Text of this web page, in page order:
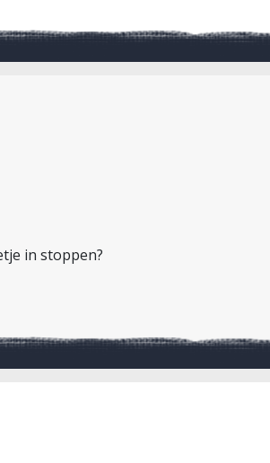
in stoppen?